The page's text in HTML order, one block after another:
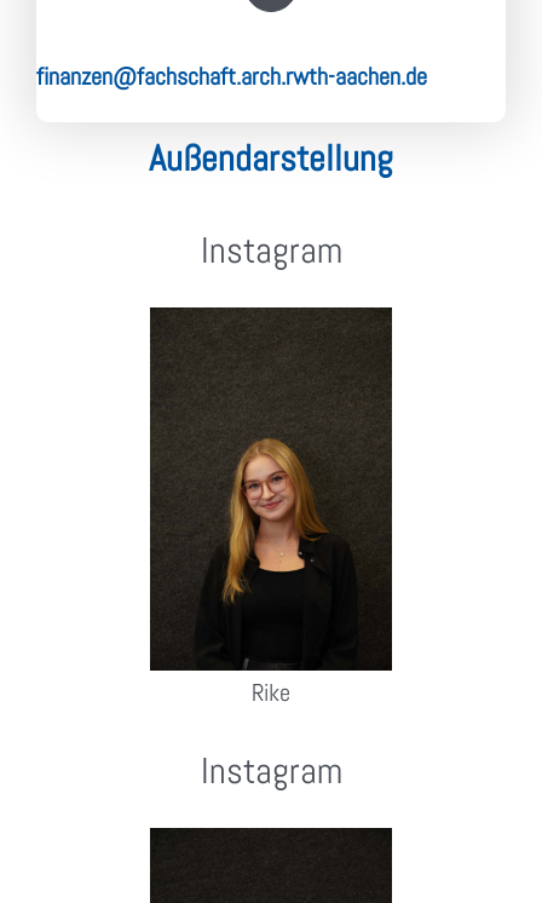
finanzen@fachschaft.arch.rwth-aachen.de
Außendarstellung
Instagram
Rike
Instagram